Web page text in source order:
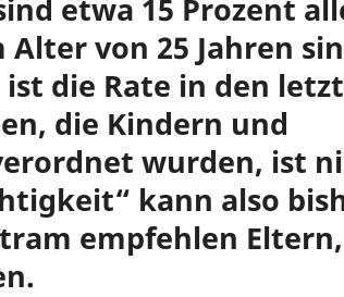
etwa 15 Prozent
von 25 Jahren
die Rate in den
die Kindern und
wurden, ist
kann also
empfehlen